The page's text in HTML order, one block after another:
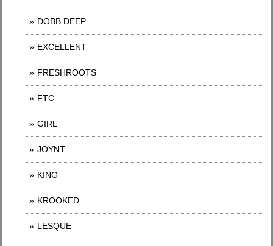
DOBB DEEP
EXCELLENT
FRESHROOTS
FTC
GIRL
JOYNT
KING
KROOKED
LESQUE